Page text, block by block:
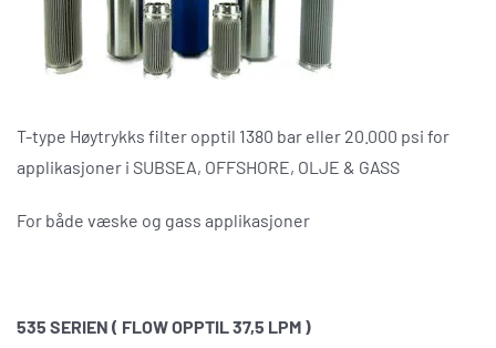
T-type Høytrykks filter opptil 1380 bar eller 20.000 psi for
applikasjoner i SUBSEA, OFFSHORE, OLJE & GASS
For både væske og gass applikasjoner
535 SERIEN ( FLOW OPPTIL 37,5 LPM )